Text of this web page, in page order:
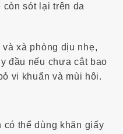
còn sót lại trên da
xà phòng dịu nhẹ,
đầu nếu chưa cắt bao
vi khuẩn và mùi hôi.
có thể dùng khăn giấy